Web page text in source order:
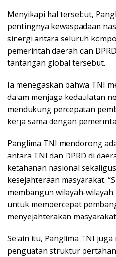
Menyikapi hal tersebut,
pentingnya kewaspadaan
sinergi antara seluruh
pemerintah daerah dan
tantangan global tersebut.
Ia menegaskan bahwa TNI
dalam menjaga kedaulatan
mendukung percepatan
kerja sama dengan
Panglima TNI mendorong
antara TNI dan DPRD di
ketahanan nasional
kesejahteraan masyarakat.
membangun wilayah-
untuk mempercepat
menyejahterakan
Selain itu, Panglima TNI juga
penguatan struktur